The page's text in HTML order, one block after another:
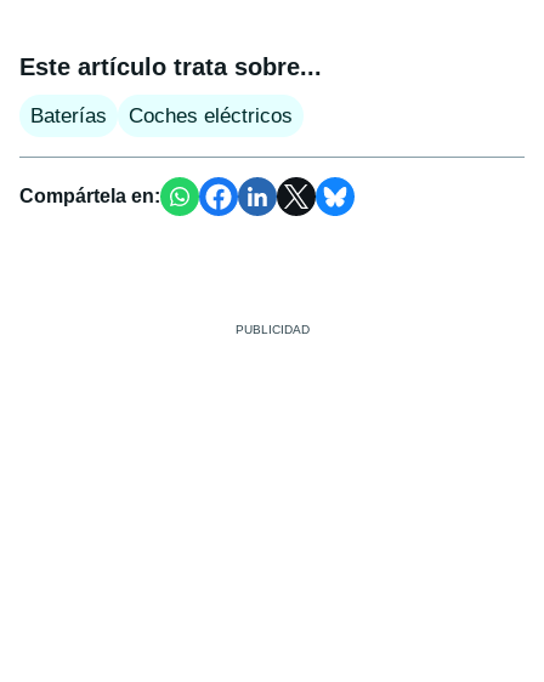
Este artículo trata sobre...
Baterías Coches eléctricos
Compártela en: